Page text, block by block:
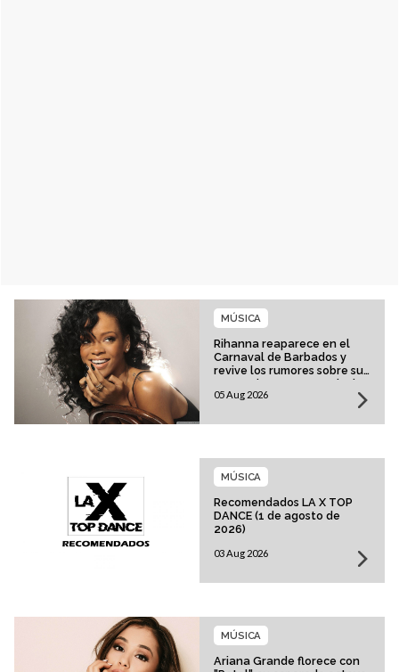
Rihanna reaparece en el
Carnaval de Barbados y
revive los rumores sobre su
esperado regreso musical
MÚSICA
05 Aug 2026
Recomendados LA X TOP
DANCE (1 de agosto de
2026)
MÚSICA
03 Aug 2026
Ariana Grande florece con
MÚSICA